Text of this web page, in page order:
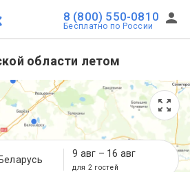
8 (800) 550-0810
Бесплатно по России
области летом
9 авг – 16 авг
для 2 гостей